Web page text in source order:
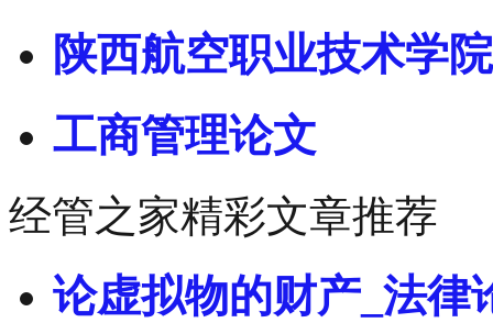
陕西航空职业技术学院
工商管理论文
经管之家精彩文章推荐
论虚拟物的财产_法律